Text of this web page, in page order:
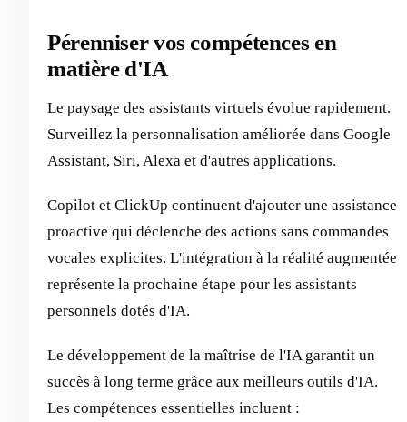
Pérenniser vos compétences en
matière d'IA
Le paysage des assistants virtuels évolue rapidement.
Surveillez la personnalisation améliorée dans Google
Assistant, Siri, Alexa et d'autres applications.
Copilot et ClickUp continuent d'ajouter une assistance
proactive qui déclenche des actions sans commandes
vocales explicites. L'intégration à la réalité augmentée
représente la prochaine étape pour les assistants
personnels dotés d'IA.
Le développement de la maîtrise de l'IA garantit un
succès à long terme grâce aux meilleurs outils d'IA.
Les compétences essentielles incluent :